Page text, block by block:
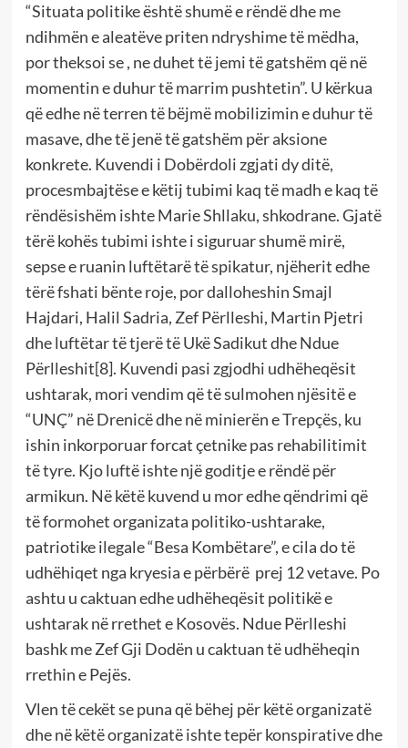
“Situata politike është shumë e rëndë dhe me
ndihmën e aleatëve priten ndryshime të mëdha,
por theksoi se , ne duhet të jemi të gatshëm që në
momentin e duhur të marrim pushtetin”. U kërkua
që edhe në terren të bëjmë mobilizimin e duhur të
masave, dhe të jenë të gatshëm për aksione
konkrete. Kuvendi i Dobërdoli zgjati dy ditë,
procesmbajtëse e këtij tubimi kaq të madh e kaq të
rëndësishëm ishte Marie Shllaku, shkodrane. Gjatë
tërë kohës tubimi ishte i siguruar shumë mirë,
sepse e ruanin luftëtarë të spikatur, njëherit edhe
tërë fshati bënte roje, por dalloheshin Smajl
Hajdari, Halil Sadria, Zef Përlleshi, Martin Pjetri
dhe luftëtar të tjerë të Ukë Sadikut dhe Ndue
Përlleshit[8]. Kuvendi pasi zgjodhi udhëheqësit
ushtarak, mori vendim që të sulmohen njësitë e
“UNÇ” në Drenicë dhe në minierën e Trepçës, ku
ishin inkorporuar forcat çetnike pas rehabilitimit
të tyre. Kjo luftë ishte një goditje e rëndë për
armikun. Në këtë kuvend u mor edhe qëndrimi që
të formohet organizata politiko-ushtarake,
patriotike ilegale “Besa Kombëtare”, e cila do të
udhëhiqet nga kryesia e përbërë prej 12 vetave. Po
ashtu u caktuan edhe udhëheqësit politikë e
ushtarak në rrethet e Kosovës. Ndue Përlleshi
bashk me Zef Gji Dodën u caktuan të udhëheqin
rrethin e Pejës.
Vlen të cekët se puna që bëhej për këtë organizatë
dhe në këtë organizatë ishte tepër konspirative dhe